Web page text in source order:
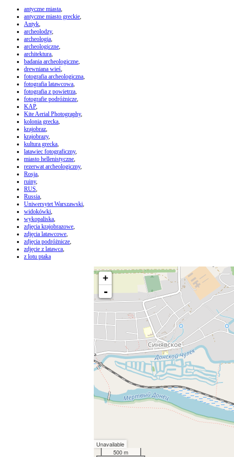
antyczne miasta,
antyczne miasto greckie,
Antyk,
archeolodzy,
archeologia,
archeologiczne,
architektura,
badania archeologiczne,
drewniana wieś,
fotografia archeologiczna,
fotografia latawcowa,
fotografia z powietrza,
fotografie podróżnicze,
KAP,
Kite Aerial Photography,
kolonia grecka,
krajobraz,
krajobrazy,
kultura grecka,
latawiec fotograficzny,
miasto hellenistyczne,
rezerwat archeologiczny,
Rosja,
ruiny,
RUS,
Russia,
Uniwersytet Warszawski,
widokówki,
wykopaliska,
zdjęcia krajobrazowe,
zdjęcia latawcowe,
zdjęcia podróżnicze,
zdjęcie z latawca,
z lotu ptaka
+
-
Unavailable
500 m